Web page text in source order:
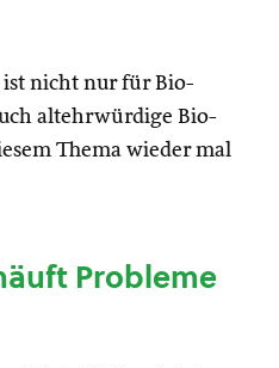
ist nicht nur für Bio-
altehrwürdige Bio-
Thema wieder mal
Probleme